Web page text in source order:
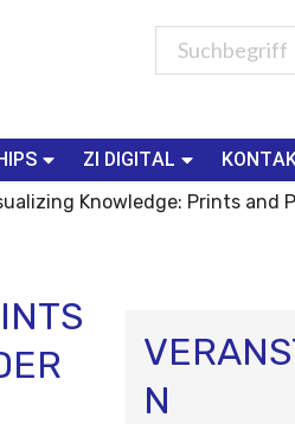
ZI DIGITAL
Knowledge: Prints and
N